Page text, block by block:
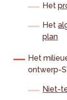
Het
Het
plan
Het
ontwerp-
Niet-